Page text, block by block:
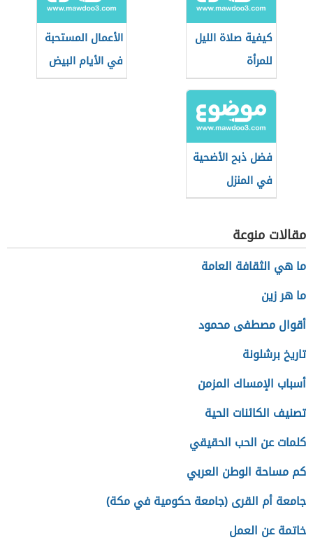
كيفية صلاة الليل
للمرأة
الأعمال المستحبة
في الأيام البيض
فضل ذبح الأضحية
في المنزل
مقالات منوعة
ما هي الثقافة العامة
ما هر زين
أقوال مصطفى محمود
تاريخ برشلونة
أسباب الإمساك المزمن
تصنيف الكائنات الحية
كلمات عن الحب الحقيقي
كم مساحة الوطن العربي
جامعة أم القرى (جامعة حكومية في مكة)
خاتمة عن العمل